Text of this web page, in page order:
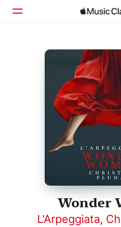
Home
Wonder
L'Arpeggiata,